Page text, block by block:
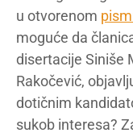
u otvorenom
moguće da
disertacije Siniše
Rakočević,
dotičnim
sukob interesa?